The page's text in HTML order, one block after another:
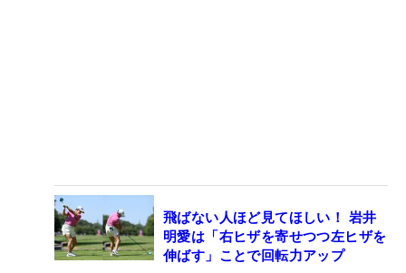
飛ばない人ほど見てほしい！ 岩井
明愛は「右ヒザを寄せつつ左ヒザを
伸ばす」ことで回転力アップ